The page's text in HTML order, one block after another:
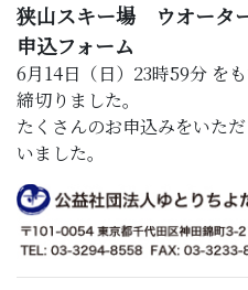
狭山スキー場 ウオータ
申込フォーム
6月14日（日）23時59分 を
締切りました。
たくさんのお申込みをいた
いました。